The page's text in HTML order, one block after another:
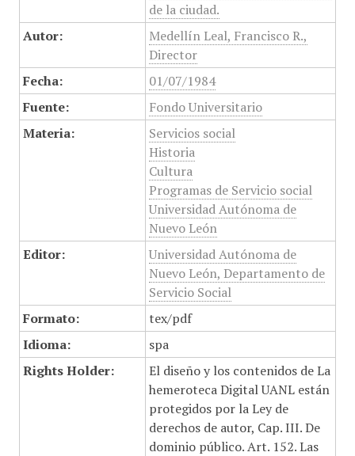
de la ciudad.
Autor:
Medellín Leal, Francisco R.,
Director
Fecha:
01/07/1984
Fuente:
Fondo Universitario
Materia:
Servicios social
Historia
Cultura
Programas de Servicio social
Universidad Autónoma de
Nuevo León
Editor:
Universidad Autónoma de
Nuevo León, Departamento de
Servicio Social
Formato:
tex/pdf
Idioma:
spa
Rights Holder:
El diseño y los contenidos de La
hemeroteca Digital UANL están
protegidos por la Ley de
derechos de autor, Cap. III. De
dominio público. Art. 152. Las